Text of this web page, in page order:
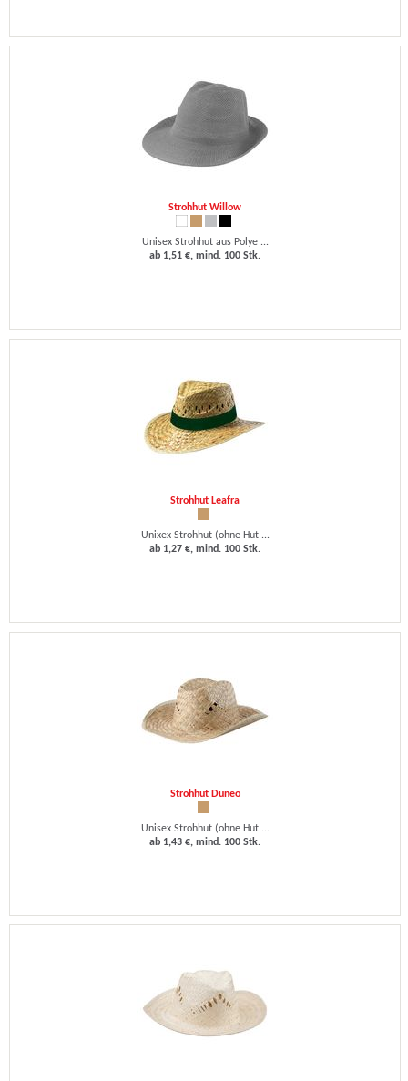
Strohhut Willow
Unisex Strohhut aus Polye ...
ab 1,51 €, mind. 100 Stk.
Strohhut Leafra
Unixex Strohhut (ohne Hut ...
ab 1,27 €, mind. 100 Stk.
Strohhut Duneo
Unisex Strohhut (ohne Hut ...
ab 1,43 €, mind. 100 Stk.